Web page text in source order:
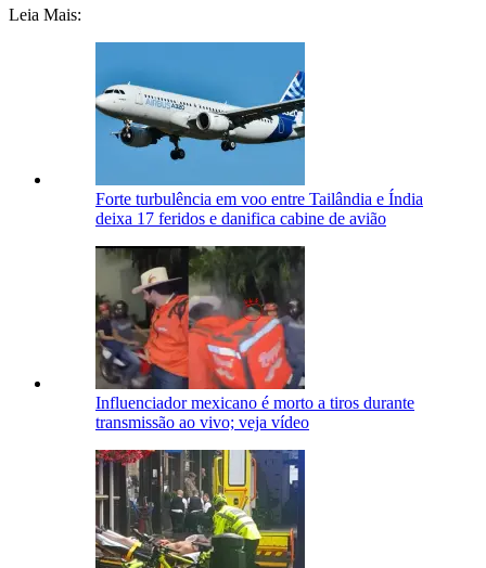
Leia Mais:
Forte turbulência em voo entre Tailândia e Índia
deixa 17 feridos e danifica cabine de avião
Influenciador mexicano é morto a tiros durante
transmissão ao vivo; veja vídeo